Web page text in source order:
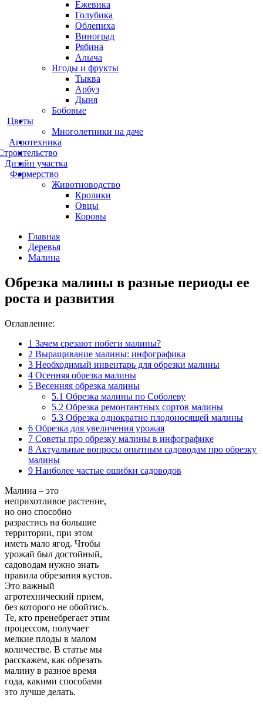
Ежевика
Голубика
Облепиха
Виноград
Рябина
Алыча
Ягоды и фрукты
Тыква
Арбуз
Дыня
Бобовые
Цветы
Многолетники на даче
Агротехника
Дизайн участка
Фермерство
Животноводство
Кролики
Овцы
Коровы
Главная
Деревья
Малина
Обрезка малины в разные периоды ее
роста и развития
Оглавление:
1 Зачем срезают побеги малины?
2 Выращивание малины: инфографика
3 Необходимый инвентарь для обрезки малины
4 Осенняя обрезка малины
5 Весенняя обрезка малины
5.1 Обрезка малины по Соболеву
5.2 Обрезка ремонтантных сортов малины
5.3 Обрезка однократно плодоносящей малины
6 Обрезка для увеличения урожая
7 Советы про обрезку малины в инфографике
8 Актуальные вопросы опытным садоводам про обрезку
малины
9 Наиболее частые ошибки садоводов
Малина – это
неприхотливое растение,
но оно способно
разрастись на большие
территории, при этом
иметь мало ягод. Чтобы
урожай был достойный,
садоводам нужно знать
правила обрезания кустов.
Это важный
агротехнический прием,
без которого не обойтись.
Те, кто пренебрегает этим
процессом, получает
мелкие плоды в малом
количестве. В статье мы
расскажем, как обрезать
малину в разное время
года, какими способами
это лучше делать.